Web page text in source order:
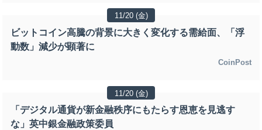
11/20 (金)
ビットコイン高騰の背景に大きく変化する需給面、「浮
動数」減少が顕著に
CoinPost
11/20 (金)
「デジタル通貨が新金融秩序にもたらす恩恵を見逃す
な」英中銀金融政策委員